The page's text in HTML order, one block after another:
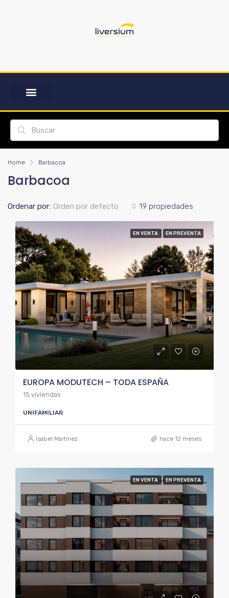
Home Barbacoa
Barbacoa
19 propiedades
Ordenar por: Orden por defecto
EN VENTA EN PREVENTA
EUROPA MODUTECH – TODA ESPAÑA
15 viviendas
UNIFAMILIAR
Isabel Martínez hace 12 meses
EN VENTA EN PREVENTA